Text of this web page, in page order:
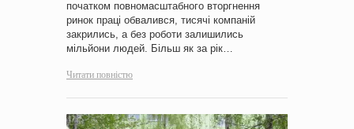
початком повномасштабного вторгнення
ринок праці обвалився, тисячі компаній
закрились, а без роботи залишились
мільйони людей. Більш як за рік…
Читати повністю